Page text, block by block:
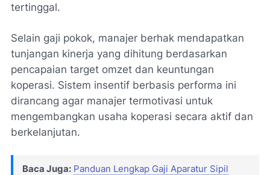
tertinggal.
Selain gaji pokok, manajer berhak mendapatkan
tunjangan kinerja yang dihitung berdasarkan
pencapaian target omzet dan keuntungan
koperasi. Sistem insentif berbasis performa ini
dirancang agar manajer termotivasi untuk
mengembangkan usaha koperasi secara aktif dan
berkelanjutan.
Baca Juga: Panduan Lengkap Gaji Aparatur Sipil